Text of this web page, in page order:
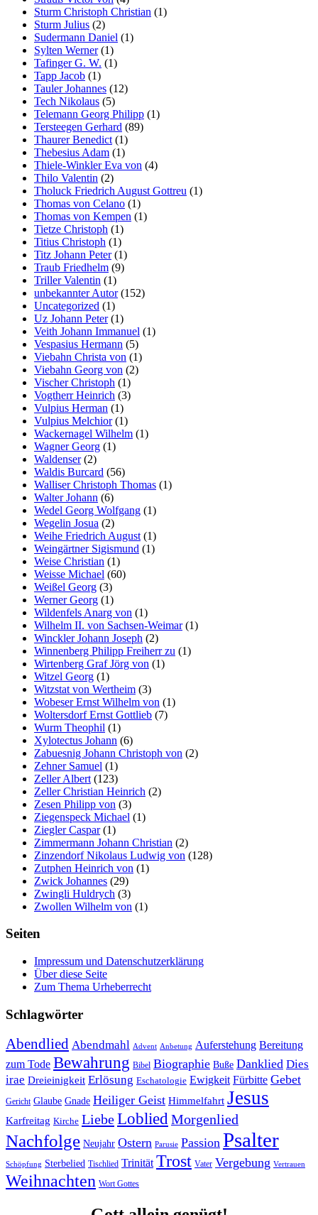
Sturm Christoph Christian (1)
Sturm Julius (2)
Sudermann Daniel (1)
Sylten Werner(1)
Tafinger G. W. (1)
Tapp Jacob (1)
Tauler Johannes (12)
Tech Nikolaus (5)
Telemann Georg Philipp (1)
Tersteegen Gerhard (89)
Thaurer Benedict (1)
Thebesius Adam (1)
Thiele-Winkler Eva von (4)
Thilo Valentin (2)
Tholuck Friedrich August Gottreu (1)
Thomas von Celano (1)
Thomas von Kempen (1)
Tietze Christoph (1)
Titius Christoph (1)
Titz Johann Peter(1)
Traub Friedhelm (9)
Triller Valentin (1)
unbekannter Autor(152)
Uncategorized (1)
Uz Johann Peter(1)
Veith Johann Immanuel (1)
Vespasius Hermann (5)
Viebahn Christa von (1)
Viebahn Georg von (2)
Vischer Christoph (1)
Vogtherr Heinrich (3)
Vulpius Herman (1)
Vulpius Melchior(1)
Wackernagel Wilhelm (1)
Wagner Georg (1)
Waldenser(2)
Waldis Burcard (56)
Walliser Christoph Thomas (1)
Walter Johann (6)
Wedel Georg Wolfgang (1)
Wegelin Josua (2)
Weihe Friedrich August (1)
Weingärtner Sigismund (1)
Weise Christian (1)
Weisse Michael (60)
Weißel Georg (3)
Werner Georg (1)
Wildenfels Anarg von (1)
Wilhelm II. von Sachsen-Weimar(1)
Winckler Johann Joseph (2)
Winnenberg Philipp Freiherr zu (1)
Wirtenberg Graf Jörg von (1)
Witzel Georg (1)
Witzstat von Wertheim (3)
Wobeser Ernst Wilhelm von (1)
Woltersdorf Ernst Gottlieb (7)
Wurm Theophil (1)
Xylotectus Johann (6)
Zabuesnig Johann Christoph von (2)
Zehner Samuel (1)
Zeller Albert (123)
Zeller Christian Heinrich (2)
Zesen Philipp von (3)
Ziegenspeck Michael (1)
Ziegler Caspar(1)
Zimmermann Johann Christian (2)
Zinzendorf Nikolaus Ludwig von (128)
Zutphen Heinrich von (1)
Zwick Johannes (29)
Zwingli Huldrych (3)
Zwollen Wilhelm von (1)
Seiten
Impressum und Datenschutzerklärung
Über diese Seite
Zum Thema Urheberrecht
Schlagwörter
Abendlied Abendmahl Advent Anbetung Auferstehung Bereitung
zum Tode Bewahrung Bibel Biographie Buße Danklied Dies
irae Dreieinigkeit Erlösung Eschatologie Ewigkeit Fürbitte Gebet
Gericht Glaube Gnade Heiliger Geist Himmelfahrt Jesus
Karfreitag Kirche LiebeLobliedMorgenlied
Nachfolge Neujahr Ostern Parusie Passion Psalter
Schöpfung Sterbelied Tischlied Trinität Trost Vater Vergebung Vertrauen
Weihnachten Wort Gottes